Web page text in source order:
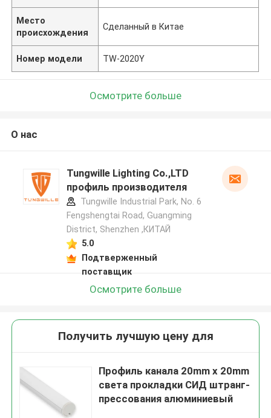
Место
происхождения
Сделанный в Китае
Номер модели TW-2020Y
Осмотрите больше
О нас
Tungwille Lighting Co.,LTD
профиль производителя
Tungwille Industrial Park, No. 6
Fengshengtai Road, Guangming
District, Shenzhen ,КИТАЙ
5.0
Подтверженный
поставщик
Осмотрите больше
Получить лучшую цену для
Профиль канала 20mm x 20mm
света прокладки СИД штранг-
прессования алюминиевый